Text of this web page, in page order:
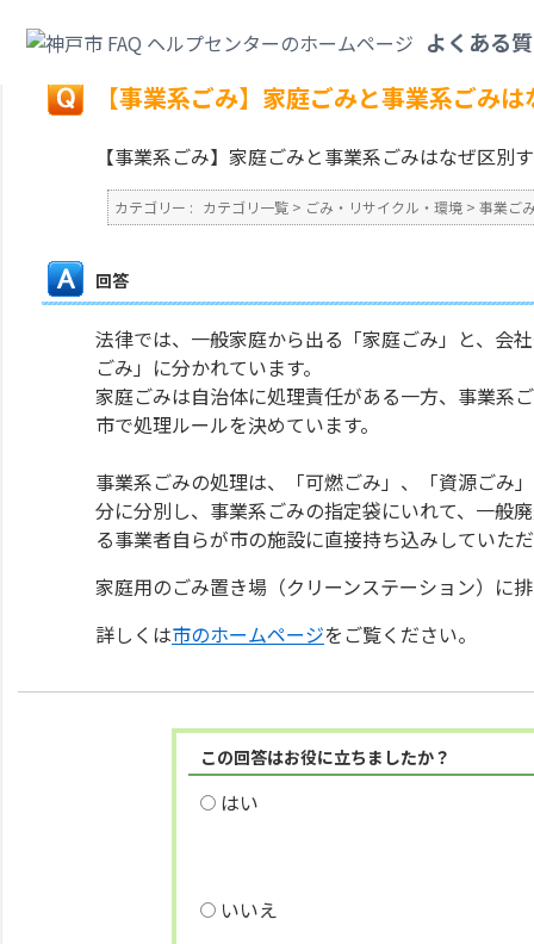
よくある
戻る
【事業系ごみ】家庭ごみと事業系ごみ
【事業系ごみ】家庭ごみと事業系ごみはなぜ区別
カテゴリー : カテゴリ一覧 > ごみ・リサイクル・環境 > 事業ご
回答
法律では、一般家庭から出る「家庭ごみ」と、会
ごみ」に分かれています。
家庭ごみは自治体に処理責任がある一方、事業系
市で処理ルールを決めています。
事業系ごみの処理は、「可燃ごみ」、「資源ごみ
分に分別し、事業系ごみの指定袋にいれて、一般
る事業者自らが市の施設に直接持ち込みしていた
家庭用のごみ置き場（クリーンステーション）に
詳しくは市のホームページをご覧ください。
この回答はお役に立ちましたか？
はい
いいえ